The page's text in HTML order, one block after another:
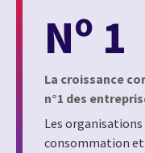
No 1
La croissance
n°1 des
Les organisations
consommation et